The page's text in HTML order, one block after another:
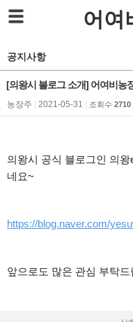
어여
공지사항
[의왕시 블로그 소개] 어여비농
농장주 2021-05-31 조회수 2710
의왕시 공식 블로그인 의
네요~
https://blog.naver.com/
앞으로도 많은 관심 부탁